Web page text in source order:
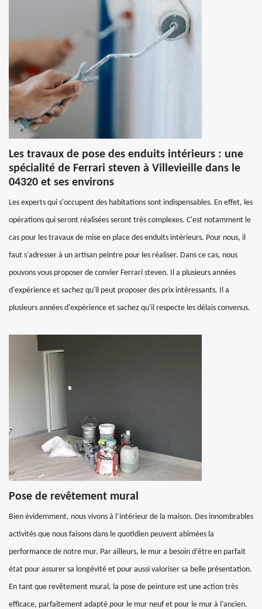
Les travaux de pose des enduits intérieurs : une
spécialité de Ferrari steven à Villevieille dans le
04320 et ses environs
Les experts qui s'occupent des habitations sont indispensables. En effet, les
opérations qui seront réalisées seront très complexes. C'est notamment le
cas pour les travaux de mise en place des enduits intérieurs. Pour nous, il
faut s'adresser à un artisan peintre pour les réaliser. Dans ce cas, nous
pouvons vous proposer de convier Ferrari steven. Il a plusieurs années
d'expérience et sachez qu'il peut proposer des prix intéressants. Il a
plusieurs années d'expérience et sachez qu'il respecte les délais convenus.
Pose de revêtement mural
Bien évidemment, nous vivons à l’intérieur de la maison. Des innombrables
activités que nous faisons dans le quotidien peuvent abîmées la
performance de notre mur. Par ailleurs, le mur a besoin d’être en parfait
état pour assurer sa longévité et pour aussi valoriser sa belle présentation.
En tant que revêtement mural, la pose de peinture est une action très
efficace, parfaitement adapté pour le mur neuf et pour le mur à l’ancien.